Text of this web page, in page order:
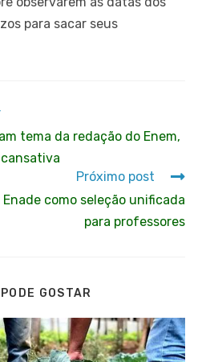
para sacar seus
tema da redação do Enem,
Próximo post
Enade como seleção unificada
para professores
GOSTAR